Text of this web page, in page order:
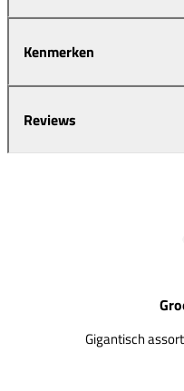
Kenmerken
Reviews
Gigantisch